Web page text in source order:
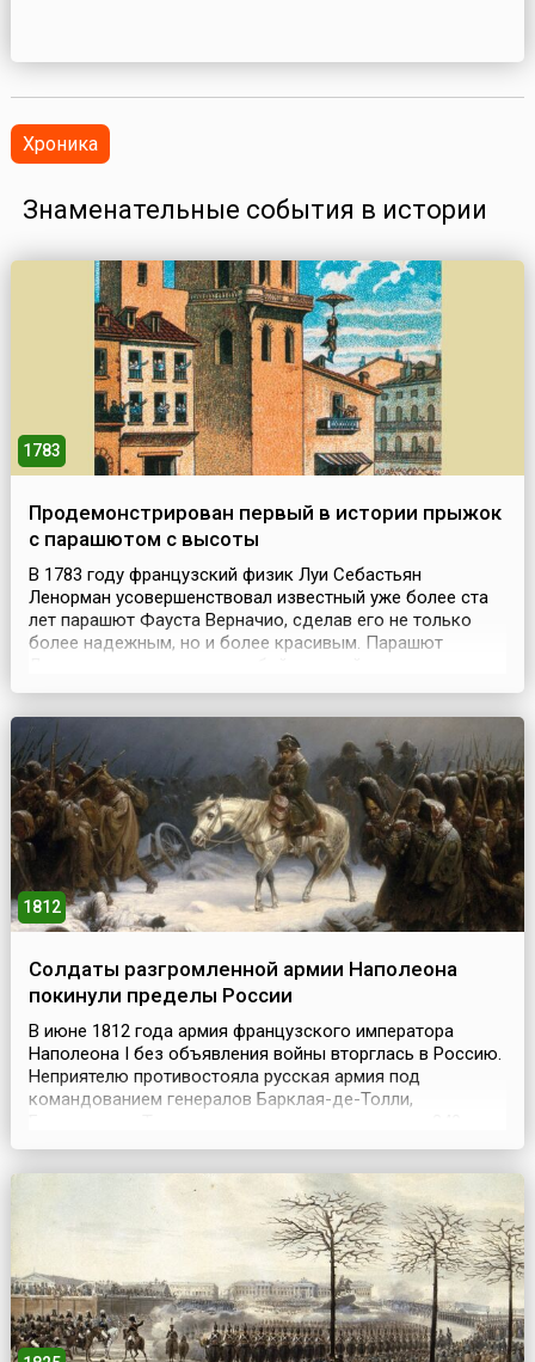
Хроника
Знаменательные события в истории
1783
Продемонстрирован первый в истории прыжок
с парашютом с высоты
В 1783 году французский физик Луи Себастьян
Ленорман усовершенствовал известный уже более ста
лет парашют Фауста Верначио, сделав его не только
более надежным, но и более красивым. Парашют
конусообразный купол, сшитый из полотна и для
бумагой, со спускающимися от периметра стропами,
которые крепились к сидени...
1812
Солдаты разгромленной армии Наполеона
покинули пределы России
В июне 1812 года армия французского императора
Наполеона I без объявления войны вторглась в Россию.
Неприятелю противостояла русская армия под
командованием генералов Барклая-де-Толли,
тысяч русских солдат. Быстрое продвижение французов
страны. Отступая, русские войска вели арьергардные